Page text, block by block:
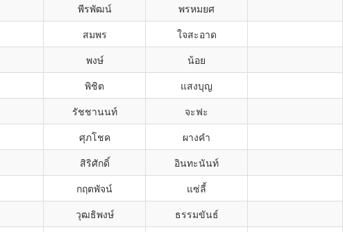
พีรพัฒน์ พรหมยศ
สมพร ใจสะอาด
พงษ์ น้อย
พิชิต แสงบุญ
รัชชานนท์ จะฟะ
ศุภโชค ผางคำ
สิริศักดิ์ อินทะนันท์
กฤตพัจน์ แซ่ลี้
วุฒธิพงษ์ ธรรมขันธ์